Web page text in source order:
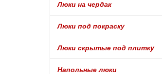
Люки на чердак
Люки под покраску
Люки скрытые под плитку
Напольные люки